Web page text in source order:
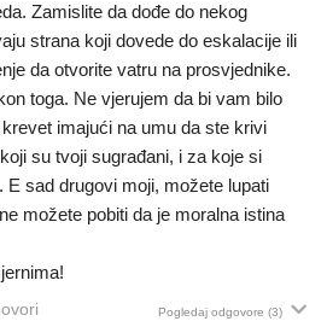
Zamislite da dođe do nekog
strana koji dovede do eskalacije ili
da otvorite vatru na prosvjednike.
toga. Ne vjerujem da bi vam bilo
imajući na umu da ste krivi
su tvoji sugrađani, i za koje si
E sad drugovi moji, možete lupati
možete pobiti da je moralna istina
Pogledaj odgovore (3)